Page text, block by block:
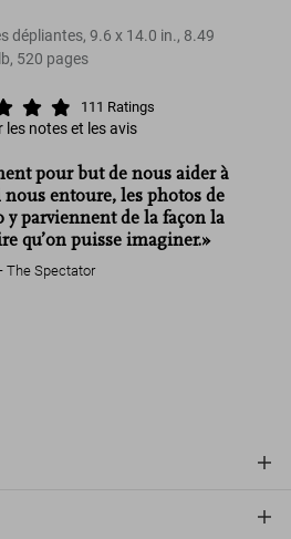
dépliantes, 9.6 x 14.0 in., 8.49
lb, 520 pages
111 Ratings
les notes et les avis
pour but de nous aider à
entoure, les photos de
y parviennent de la façon la
qu’on puisse imaginer.»
The Spectator